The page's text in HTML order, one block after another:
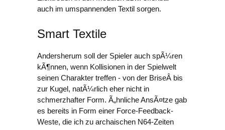
auch im umspannenden Textil sorgen.
Smart Textile
Andersherum soll der Spieler auch spÃ¼ren
kÃ¶nnen, wenn Kollisionen in der Spielwelt
seinen Charakter treffen - von der BriseÂ bis
zur Kugel, natÃ¼rlich eher nicht in
schmerzhafter Form. Ã„hnliche AnsÃ¤tze gab
es bereits in Form einer Force-Feedback-
Weste, die ich zu archaischen N64-Zeiten